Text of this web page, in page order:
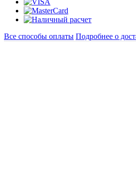
Все способы оплаты Подробнее о